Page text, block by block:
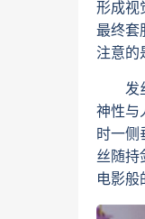
形成视
最终套
注意的
发丝
神性与
时一侧
丝随持
电影般